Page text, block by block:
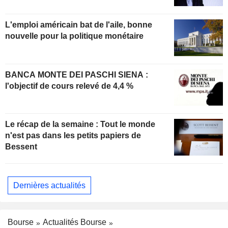
L'emploi américain bat de l'aile, bonne
nouvelle pour la politique monétaire
BANCA MONTE DEI PASCHI SIENA :
l'objectif de cours relevé de 4,4 %
Le récap de la semaine : Tout le monde
n'est pas dans les petits papiers de
Bessent
Dernières actualités
Bourse
Actualités Bourse